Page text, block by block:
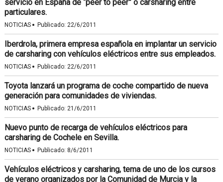
servicio en España de “peer to peer” o carsharing entre
particulares.
NOTICIAS · Publicado: 22/6/2011
Iberdrola, primera empresa española en implantar un servicio
de carsharing con vehículos eléctricos entre sus empleados.
NOTICIAS · Publicado: 22/6/2011
Toyota lanzará un programa de coche compartido de nueva
generación para comunidades de viviendas.
NOTICIAS · Publicado: 21/6/2011
Nuevo punto de recarga de vehículos eléctricos para
carsharing de Cochele en Sevilla.
NOTICIAS · Publicado: 8/6/2011
Vehículos eléctricos y carsharing, tema de uno de los cursos
de verano organizados por la Comunidad de Murcia y la